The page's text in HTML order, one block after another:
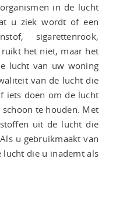
in de lucht
u ziek wordt of een
sigarettenrook,
het niet, maar het
lucht van uw woning
van de lucht die
iets doen om de lucht
te houden. Met
uit de lucht die
u gebruikmaakt van
die u inademt als